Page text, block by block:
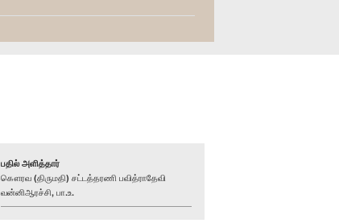
பதில் அளித்தார்
கௌரவ (திருமதி) சட்டத்தரணி பவித்ராதேவி
வன்னிஆரச்சி, பா.உ.